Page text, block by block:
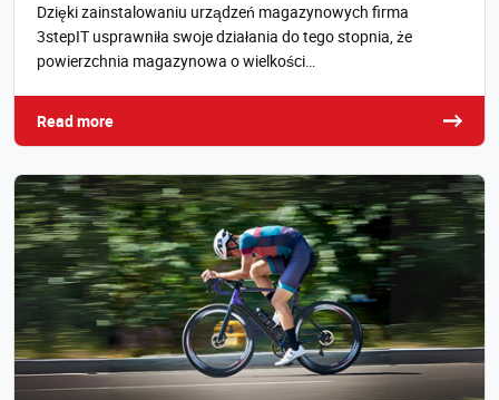
Dzięki zainstalowaniu urządzeń magazynowych firma
3stepIT usprawniła swoje działania do tego stopnia, że
powierzchnia magazynowa o wielkości…
Read more